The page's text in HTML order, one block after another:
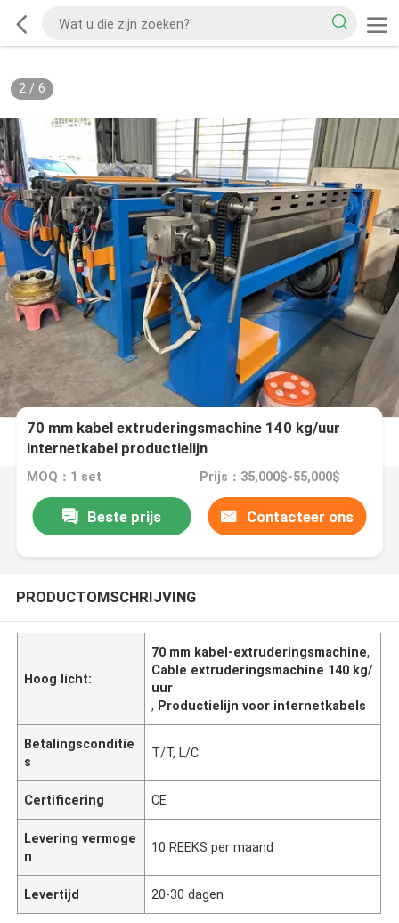
2/ 6
70 mm kabel extruderingsmachine 140 kg/uur
internetkabel productielijn
MOQ：1 set Prijs：35,000$-55,000$
Beste prijs Contacteer ons
PRODUCTOMSCHRIJVING
Hoog licht:
70 mm kabel-extruderingsmachine,
Cable extruderingsmachine 140 kg/
uur
, Productielijn voor internetkabels
Betalingsconditie
s
T/T, L/C
Certificering CE
Levering vermoge
n
10 REEKS per maand
Levertijd 20-30 dagen